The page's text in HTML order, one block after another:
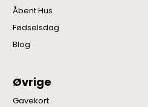
Åbent Hus
Fødselsdag
Blog
Øvrige
Gavekort